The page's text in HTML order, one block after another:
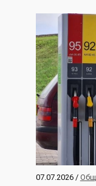
07.07.2026 /